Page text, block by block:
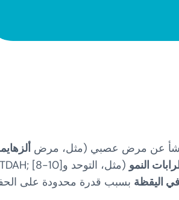
عن مرض عصبي (مثل، مرض
النمو (مثل، التوحد
اليقظة بسبب قدرة محدودة على